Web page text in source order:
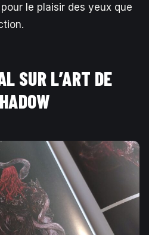
le plaisir des yeux que
SUR L’ART DE